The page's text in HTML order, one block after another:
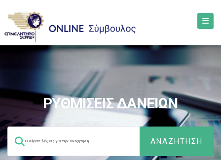
ΡΥΘΜΙΣΕΙΣ ΔΑΝΕΙΩΝ